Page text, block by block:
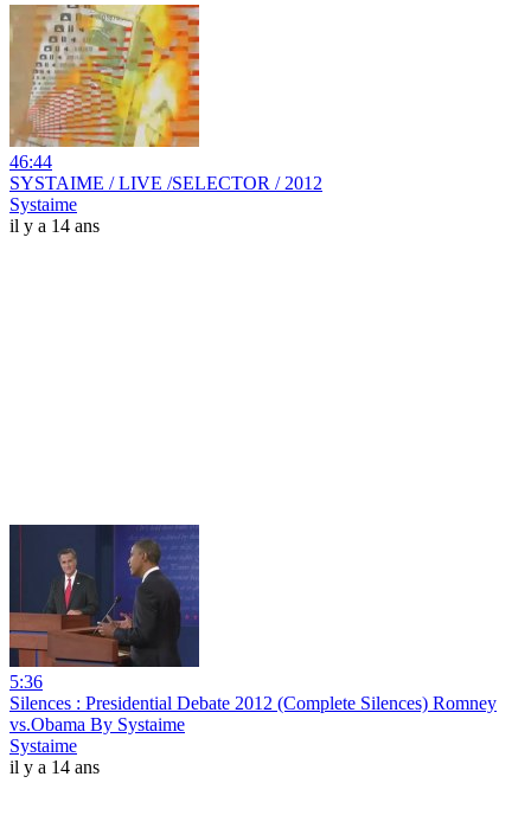
46:44
SYSTAIME / LIVE /SELECTOR / 2012
Systaime
il y a 14 ans
5:36
Silences : Presidential Debate 2012 (Complete Silences) Romney
vs.Obama By Systaime
Systaime
il y a 14 ans